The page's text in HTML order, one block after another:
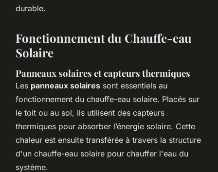
durable.
Fonctionnement du Chauffe-eau
Solaire
Panneaux solaires et capteurs thermiques
Les panneaux solaires sont essentiels au
fonctionnement du chauffe-eau solaire. Placés sur
le toit ou au sol, ils utilisent des capteurs
thermiques pour absorber l’énergie solaire. Cette
chaleur est ensuite transférée à travers la structure
d'un chauffe-eau solaire pour chauffer l'eau du
système.